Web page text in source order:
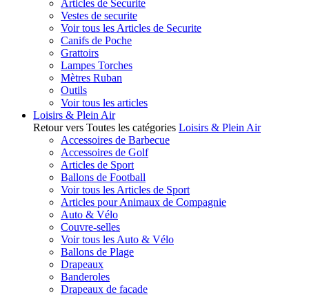
Articles de Securite
Vestes de securite
Voir tous les Articles de Securite
Canifs de Poche
Grattoirs
Lampes Torches
Mètres Ruban
Outils
Voir tous les articles
Loisirs & Plein Air
Retour vers Toutes les catégories Loisirs & Plein Air
Accessoires de Barbecue
Accessoires de Golf
Articles de Sport
Ballons de Football
Voir tous les Articles de Sport
Articles pour Animaux de Compagnie
Auto & Vélo
Couvre-selles
Voir tous les Auto & Vélo
Ballons de Plage
Drapeaux
Banderoles
Drapeaux de facade